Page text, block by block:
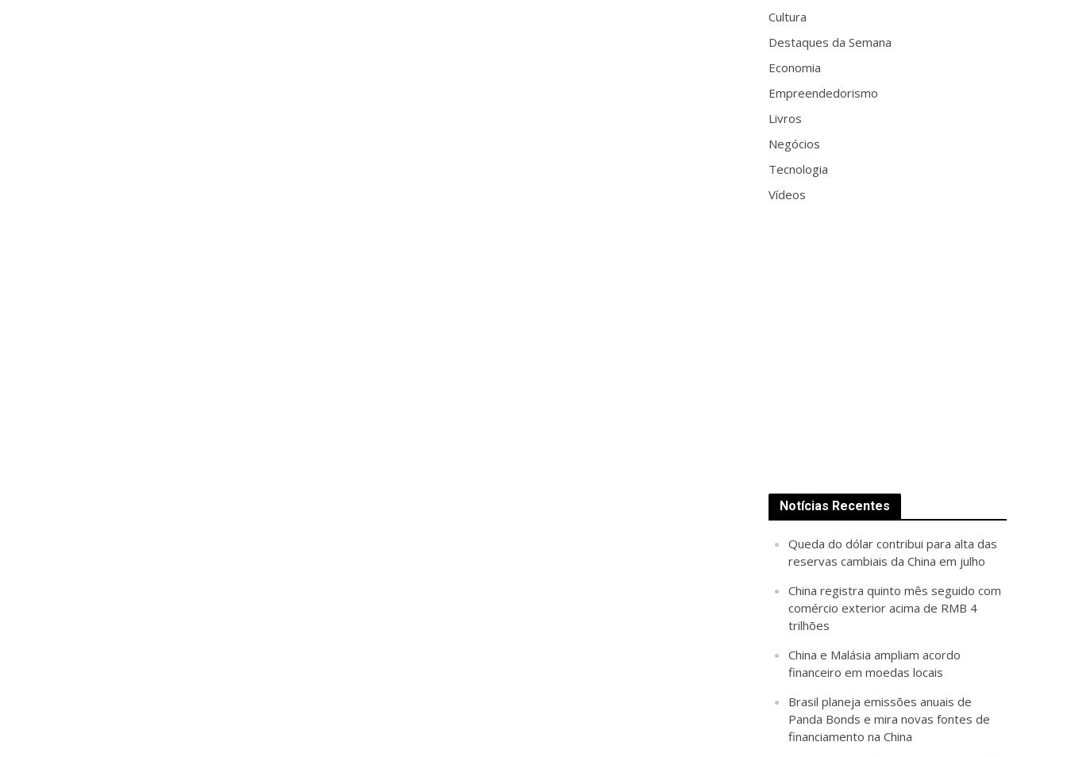
Cultura
Destaques da Semana
Economia
Empreendedorismo
Livros
Negócios
Tecnologia
Vídeos
Notícias Recentes
Queda do dólar contribui para alta das
reservas cambiais da China em julho
China registra quinto mês seguido com
comércio exterior acima de RMB 4
trilhões
China e Malásia ampliam acordo
financeiro em moedas locais
Brasil planeja emissões anuais de
Panda Bonds e mira novas fontes de
financiamento na China